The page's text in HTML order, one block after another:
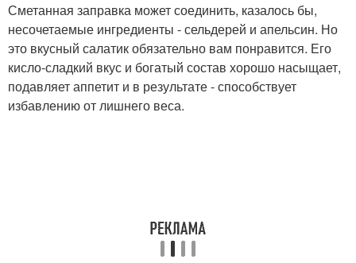
Сметанная заправка может соединить, казалось бы,
несочетаемые ингредиенты - сельдерей и апельсин. Но
это вкусный салатик обязательно вам понравится. Его
кисло-сладкий вкус и богатый состав хорошо насыщает,
подавляет аппетит и в результате - способствует
избавлению от лишнего веса.